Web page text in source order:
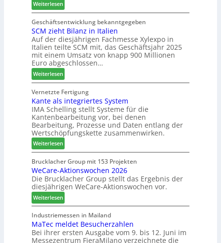
0
2
7
z
b
a
u
p
r
o
z
e
s
s
ä
d
t
z
u
m
T
r
e
f
f
e
i
n
Weiterlesen:
M
a
r
t
n
:
N
e
u
e
G
e
s
c
h
ä
f
t
s
f
ü
h
r
e
Geschäftsentwicklung bekanntgegeben
SCM zieht Bilanz in Italien
Auf der diesjährigen Fachmesse Xylexpo in
Italien teilte SCM mit, das Geschäftsjahr 2025
mit einem Umsatz von knapp 900 Millionen
Euro abgeschlossen…
Weiterlesen:
S
C
M
z
i
e
h
t
B
i
l
a
n
z
i
n
I
t
Vernetzte Fertigung
Kante als integriertes System
IMA Schelling stellt Systeme für die
Kantenbearbeitung vor, bei denen
Bearbeitung, Prozesse und Daten entlang der
Wertschöpfungskette zusammenwirken.
Weiterlesen:
K
a
n
t
e
l
s
i
n
t
Brucklacher Group mit 153 Projekten
WeCare-Aktionswochen 2026
Die Brucklacher Group stellt das Ergebnis der
diesjährigen WeCare-Aktionswochen vor.
Weiterlesen:
W
e
C
a
r
Industriemessen in Mailand
MaTec meldet Besucherzahlen
Bei ihrer ersten Ausgabe vom 9. bis 12. Juni im
Messezentrum FieraMilano verzeichnete die